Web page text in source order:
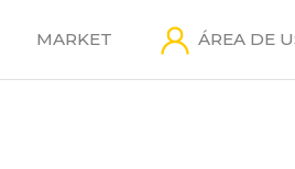
MARKET ÁREA DE